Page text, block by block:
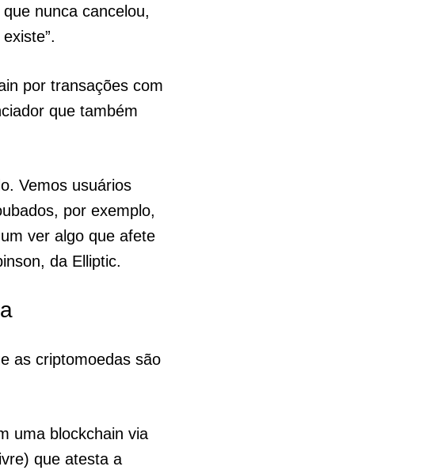
nunca cancelou,
por transações com
que também
Vemos usuários
por exemplo,
ver algo que afete
da Elliptic.
as criptomoedas são
uma blockchain via
que atesta a